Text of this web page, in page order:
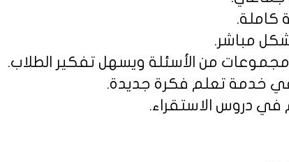
كاملة.
مباشر.
مجموعات من الأسئلة ويسهل تفكير الطلاب.
في خدمة تعلم فكرة جديدة.
في دروس الاستقراء.